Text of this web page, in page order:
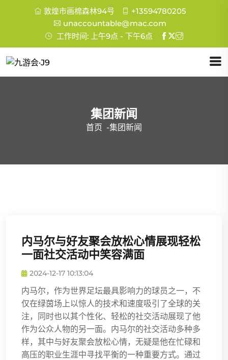
敦煌市画棉森林94号
+13594780205
unaccountable@mac.com
工作时间: 上午9点 - 下午6点
集团新闻
首页 -集团新闻
内马尔与好友聚会放松心情展现轻松
一面社交活动中笑容满面
2024-12-17 10:13:04
内马尔，作为世界足坛最具影响力的球员之一，不
仅在绿茵场上以惊人的技术和速度吸引了全球的关
注，同时也以其个性化、轻松的社交活动展现了他
作为公众人物的另一面。内马尔的社交活动多种多
样，其中与好友聚会放松心情，无疑是他在忙碌和
高压的职业生涯中寻找平衡的一种重要方式。通过